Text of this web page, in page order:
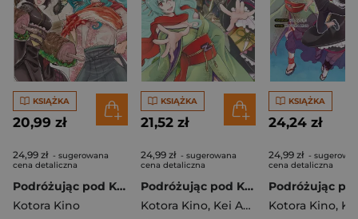
KSIĄŻKA
20,99 zł
24,99 zł - sugerowana
cena detaliczna
Podróżując pod Księżycem przez inny świat. Tom 3
Kotora Kino
KSIĄŻKA
21,52 zł
24,99 zł - sugerowana
cena detaliczna
Podróżując pod Księżycem przez inny świat. Tom 2
Kotora Kino, Kei Azumi
KSIĄŻKA
24,24 zł
24,99 zł -
cena detaliczna
Kotora Kino, Kei